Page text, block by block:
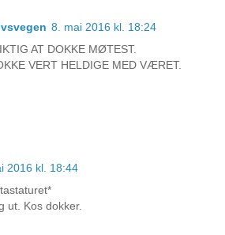
8. mai 2016 kl. 18:24
AT DOKKE MØTEST.
VERT HELDIGE MED VÆRET.
2016 kl. 18:44
ut. Kos dokker.